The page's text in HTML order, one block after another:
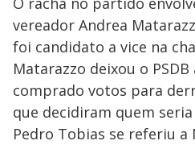
vereador Andrea
foi candidato a vice na
Matarazzo deixou o
comprado votos para
que decidiram quem
Pedro Tobias se referiu a